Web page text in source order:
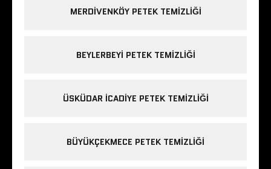
MERDIVENKÖY PETEK TEMIZLIĞI
BEYLERBEYI PETEK TEMIZLIĞI
ÜSKÜDAR ICADIYE PETEK TEMIZLIĞI
BÜYÜKÇEKMECE PETEK TEMIZLIĞI